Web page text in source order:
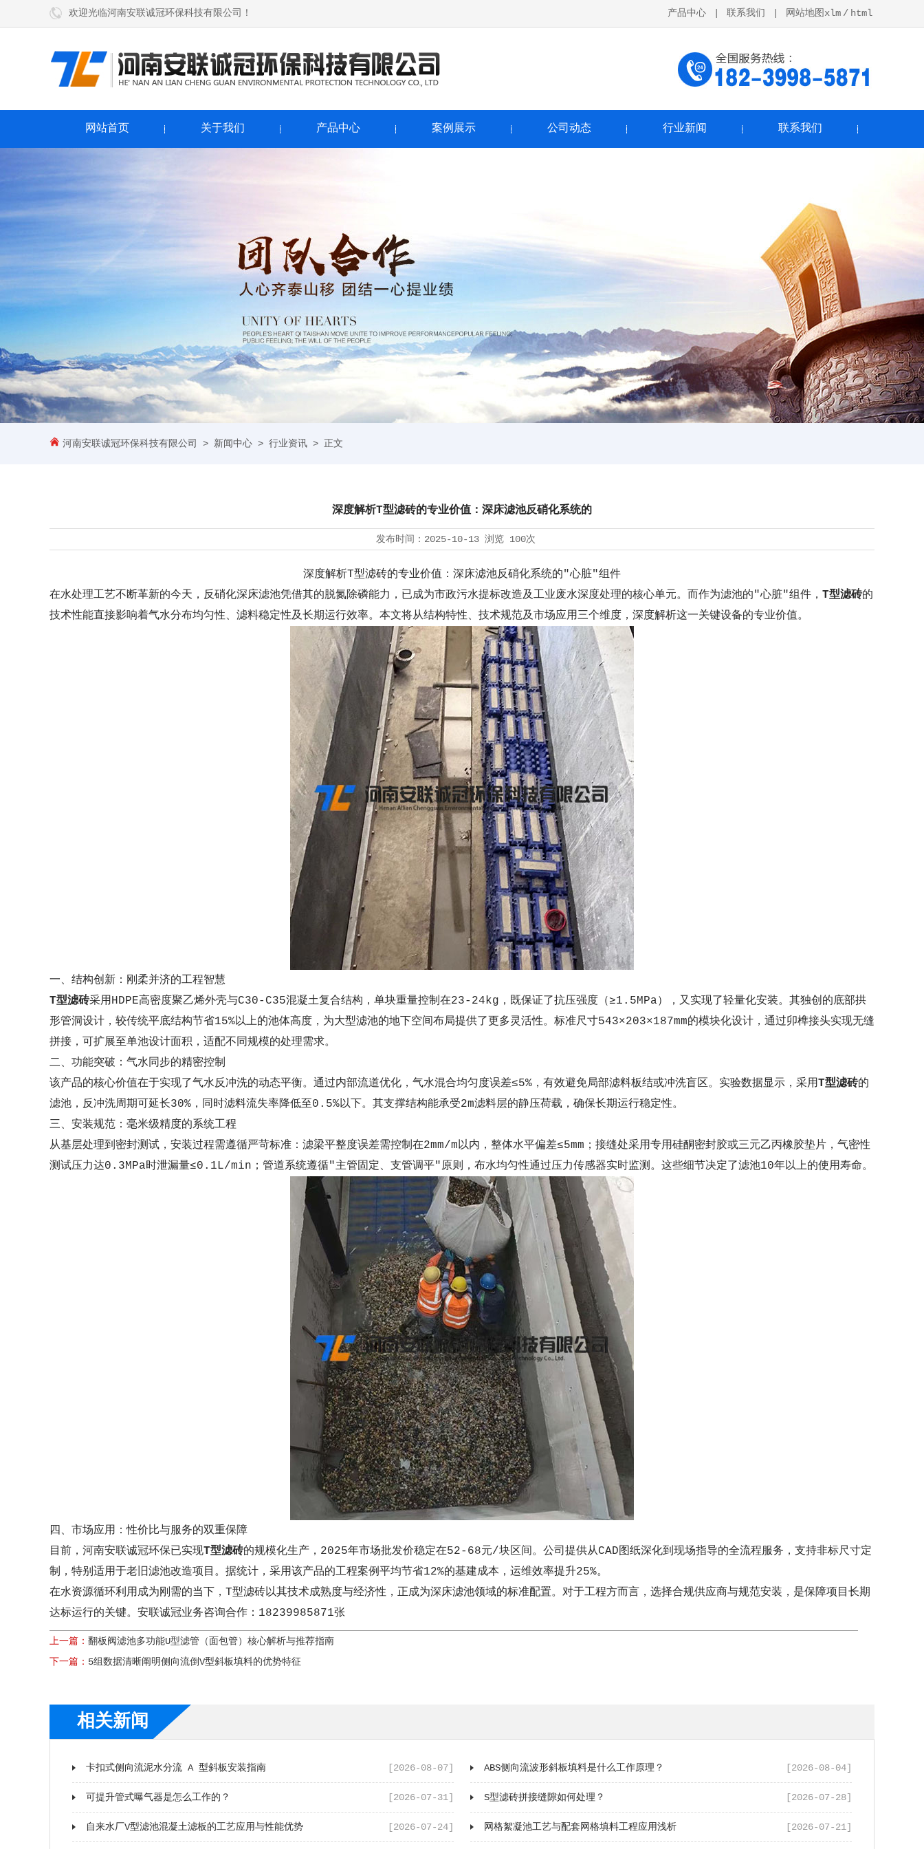
欢迎光临河南安联诚冠环保科技有限公司！ 产品中心 联系我们 网站地图xlm / html
网站首页 关于我们 产品中心 案例展示 公司动态 行业新闻 联系我们
河南安联诚冠环保科技有限公司 > 新闻中心 > 行业资讯 > 正文
深度解析T型滤砖的专业价值：深床滤池反硝化系统的
发布时间： 2025-10-13 浏览 100次
深度解析T型滤砖的专业价值：深床滤池反硝化系统的"心脏"组件
在水处理工艺不断革新的今天，反硝化深床滤池凭借其的脱氮除磷能力，已成为市政污水提标改造及工业废水深度处理的核心单元。而作为滤池的"心脏"组件， T型滤砖的
技术性能直接影响着气水分布均匀性、滤料稳定性及长期运行效率。本文将从结构特性、技术规范及市场应用三个维度，深度解析这一关键设备的专业价值。
一、结构创新：刚柔并济的工程智慧
T型滤砖采用HDPE高密度聚乙烯外壳与C30-C35混凝土复合结构，单块重量控制在23-24kg，既保证了抗压强度（≥1.5MPa），又实现了轻量化安装。其独创的底部拱
形管洞设计，较传统平底结构节省15%以上的池体高度，为大型滤池的地下空间布局提供了更多灵活性。标准尺寸543×203×187mm的模块化设计，通过卯榫接头实现无缝
拼接，可扩展至单池设计面积 ，适配不同规模的处理需求。
二、功能突破：气水同步的精密控制
该产品的核心价值在于实现了气水反冲洗的动态平衡。通过内部流道优化，气水混合均匀度误差≤5%，有效避免局部滤料板结或冲洗盲区。实验数据显示，采用T型滤砖的
滤池，反冲洗周期可延长30%，同时滤料流失率降低至0.5%以下。其支撑结构能承受2m滤料层的静压荷载，确保长期运行稳定性。
三、安装规范：毫米级精度的系统工程
从基层处理到密封测试，安装过程需遵循严苛标准：滤梁平整度误差需控制在2mm/m以内，整体水平偏差≤5mm；接缝处采用专用硅酮密封胶或三元乙丙橡胶垫片，气密性
测试压力达0.3MPa时泄漏量≤0.1L/min；管道系统遵循"主管固定、支管调平"原则，布水均匀性通过压力传感器实时监测。这些细节决定了滤池10年以上的使用寿命。
四、市场应用：性价比与服务的双重保障
目前，河南安联诚冠环保已实现T型滤砖的规模化生产，2025年市场批发价稳定在52-68元/块区间。公司提供从CAD图纸深化到现场指导的全流程服务，支持非标尺寸定
制，特别适用于老旧滤池改造项目。据统计，采用该产品的工程案例平均节省12%的基建成本，运维效率提升25%。
在水资源循环利用成为刚需的当下，T型滤砖以其技术成熟度与经济性，正成为深床滤池领域的标准配置。对于工程方而言，选择合规供应商与规范安装，是保障项目长期
达标运行的关键。安联诚冠业务咨询合作：18239985871张
上一篇： 翻板阀滤池多功能U型滤管（面包管）核心解析与推荐指南
下一篇： 5组数据清晰阐明侧向流倒V型斜板填料的优势特征
相关新闻
卡扣式侧向流泥水分流 A 型斜板安装指南 [2026-08-07] ABS侧向流波形斜板填料是什么工作原理？ [2026-08-04]
可提升管式曝气器是怎么工作的？ [2026-07-31] S型滤砖拼接缝隙如何处理？ [2026-07-28]
自来水厂V型滤池混凝土滤板的工艺应用与性能优势 [2026-07-24] 网格絮凝池工艺与配套网格填料工程应用浅析 [2026-07-21]